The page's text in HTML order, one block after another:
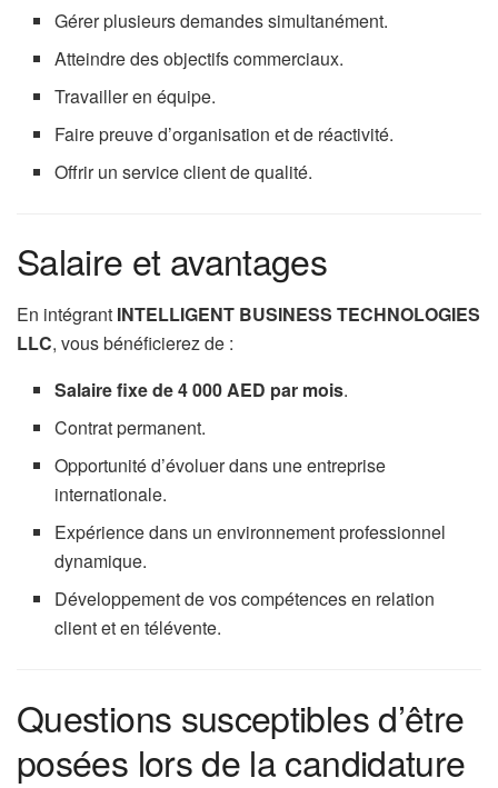
Gérer plusieurs demandes simultanément.
Atteindre des objectifs commerciaux.
Travailler en équipe.
Faire preuve d’organisation et de réactivité.
Offrir un service client de qualité.
Salaire et avantages
En intégrant INTELLIGENT BUSINESS TECHNOLOGIES
LLC, vous bénéficierez de :
Salaire fixe de 4 000 AED par mois.
Contrat permanent.
Opportunité d’évoluer dans une entreprise
internationale.
Expérience dans un environnement professionnel
dynamique.
Développement de vos compétences en relation
client et en télévente.
Questions susceptibles d’être
posées lors de la candidature